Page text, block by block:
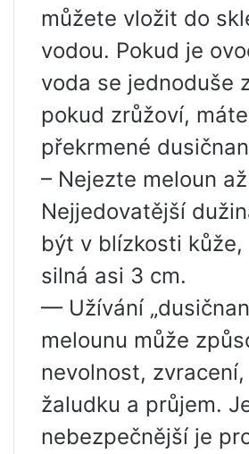
můžete vložit do
vodou. Pokud je
voda se jednoduše
pokud zrůžoví,
překrmené
– Nejezte meloun
Nejjedovatější
být v blízkosti kůže,
silná asi 3 cm.
— Užívání
melounu může
nevolnost,
žaludku a průjem.
nebezpečnější je